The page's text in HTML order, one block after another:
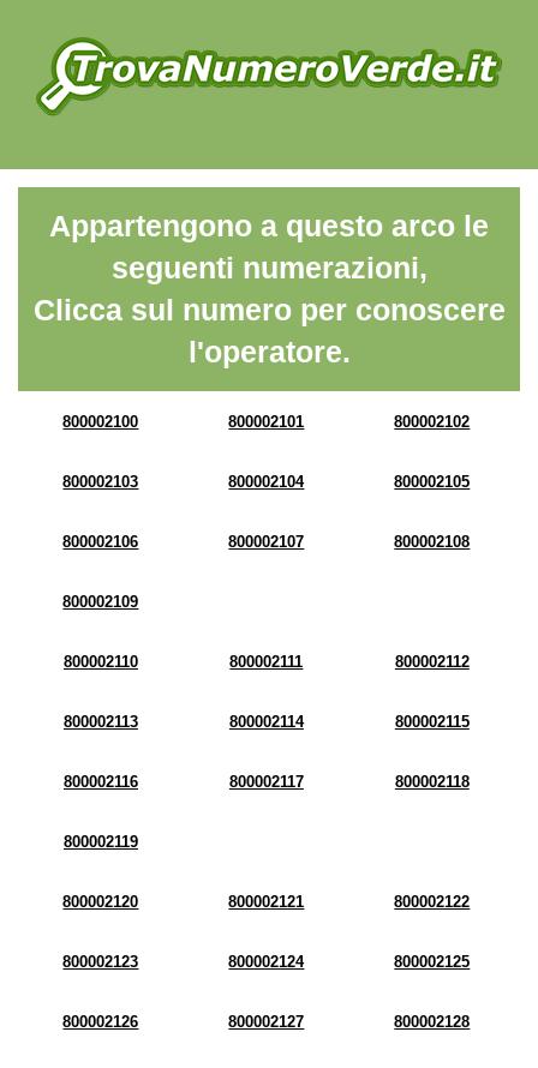
Appartengono a questo arco le
seguenti numerazioni,
Clicca sul numero per conoscere
l'operatore.
800002100 800002101 800002102
800002103 800002104 800002105
800002106 800002107 800002108
800002109
800002110 800002111 800002112
800002113 800002114 800002115
800002116 800002117 800002118
800002119
800002120 800002121 800002122
800002123 800002124 800002125
800002126 800002127 800002128